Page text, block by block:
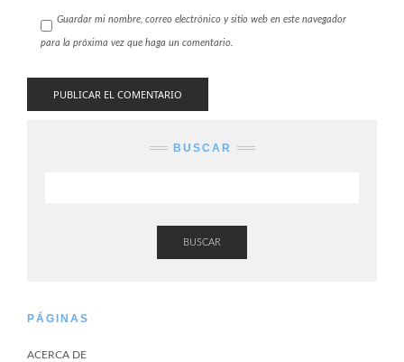
Guardar mi nombre, correo electrónico y sitio web en este navegador
para la próxima vez que haga un comentario.
BUSCAR
BUSCAR
PÁGINAS
ACERCA DE